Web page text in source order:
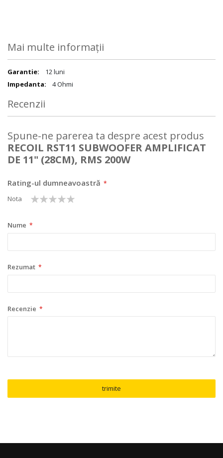
Mai multe informații
Mai
multe
informații
12 luni
4 Ohmi
Recenzii
Spune-ne parerea ta despre acest produs
RECOIL RST11 SUBWOOFER AMPLIFICAT
DE 11" (28CM), RMS 200W
Rating-ul dumneavoastră
Nota
1
star
2
stars
3
stars
4
stars
5
stars
Nume
Rezumat
Recenzie
trimite